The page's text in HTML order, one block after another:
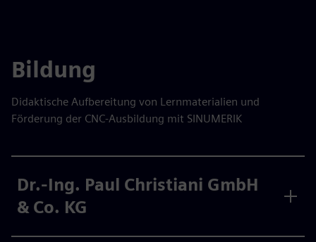
Bildung
Didaktische Aufbereitung von Lernmaterialien und
Förderung der CNC-Ausbildung mit SINUMERIK
Dr.-Ing. Paul Christiani GmbH
& Co. KG